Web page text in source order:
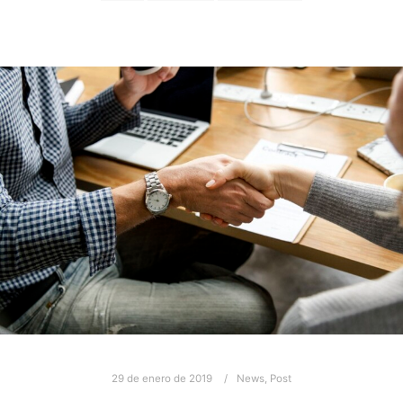
29 de enero de 2019 News Post